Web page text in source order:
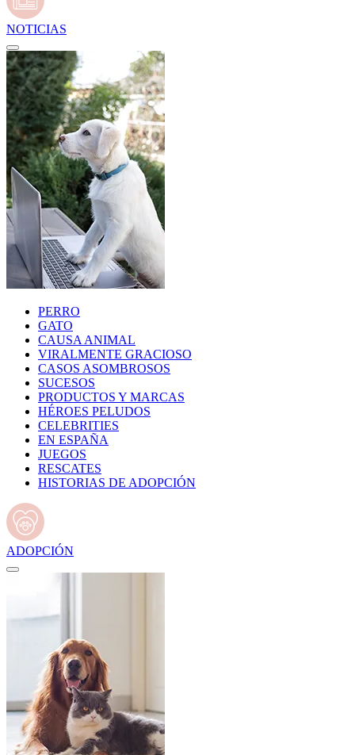
NOTICIAS
PERRO
GATO
CAUSA ANIMAL
VIRALMENTE GRACIOSO
CASOS ASOMBROSOS
SUCESOS
PRODUCTOS Y MARCAS
HÉROES PELUDOS
CELEBRITIES
EN ESPAÑA
JUEGOS
RESCATES
HISTORIAS DE ADOPCIÓN
ADOPCIÓN